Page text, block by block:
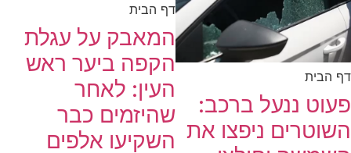
דף הבית
פעוט ננעל ברכב:
השוטרים ניפצו את
דף הבית
המאבק על עגלת
הקפה ביער ראש
העין: לאחר
שהיזמים כבר
השקיעו אלפים